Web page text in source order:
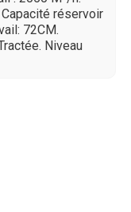
réservoir
Niveau